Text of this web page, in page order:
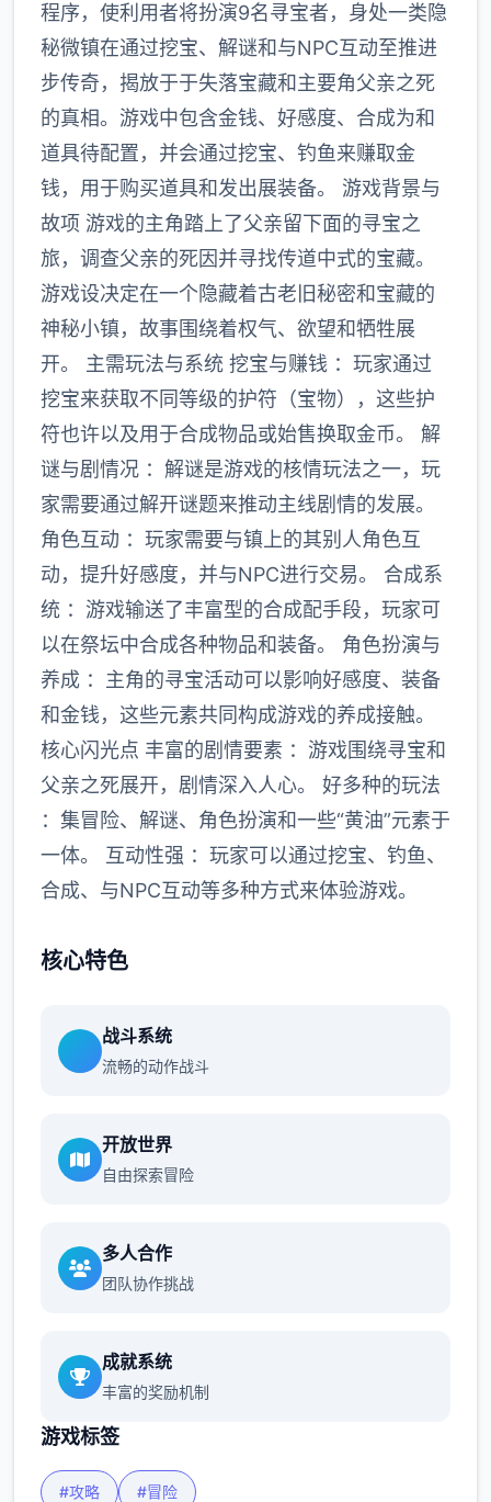
程序，使利用者将扮演9名寻宝者，身处一类隐
秘微镇在通过挖宝、解谜和与NPC互动至推进
步传奇，揭放于于失落宝藏和主要角父亲之死
的真相。游戏中包含金钱、好感度、合成为和
道具待配置，并会通过挖宝、钓鱼来赚取金
钱，用于购买道具和发出展装备。 游戏背景与
故项 游戏的主角踏上了父亲留下面的寻宝之
旅，调查父亲的死因并寻找传道中式的宝藏。
游戏设决定在一个隐藏着古老旧秘密和宝藏的
神秘小镇，故事围绕着权气、欲望和牺牲展
开。 主需玩法与系统 挖宝与赚钱 ：玩家通过
挖宝来获取不同等级的护符（宝物），这些护
符也许以及用于合成物品或始售换取金币。 解
谜与剧情况 ：解谜是游戏的核情玩法之一，玩
家需要通过解开谜题来推动主线剧情的发展。
角色互动 ：玩家需要与镇上的其别人角色互
动，提升好感度，并与NPC进行交易。 合成系
统 ：游戏输送了丰富型的合成配手段，玩家可
以在祭坛中合成各种物品和装备。 角色扮演与
养成 ：主角的寻宝活动可以影响好感度、装备
和金钱，这些元素共同构成游戏的养成接触。
核心闪光点 丰富的剧情要素 ：游戏围绕寻宝和
父亲之死展开，剧情深入人心。 好多种的玩法
：集冒险、解谜、角色扮演和一些“黄油”元素于
一体。 互动性强 ：玩家可以通过挖宝、钓鱼、
合成、与NPC互动等多种方式来体验游戏。
核心特色
战斗系统
流畅的动作战斗
开放世界
自由探索冒险
多人合作
团队协作挑战
成就系统
丰富的奖励机制
游戏标签
#攻略 #冒险